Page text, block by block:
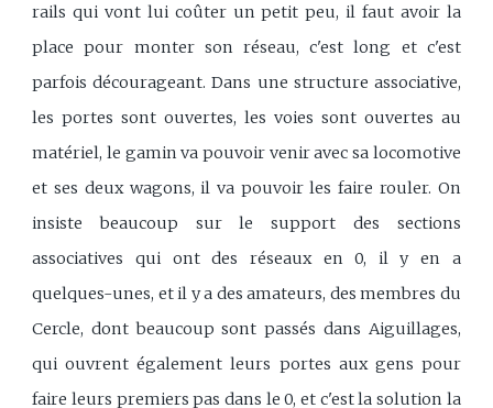
rails qui vont lui coûter un petit peu, il faut avoir la
place pour monter son réseau, c'est long et c'est
parfois décourageant. Dans une structure associative,
les portes sont ouvertes, les voies sont ouvertes au
matériel, le gamin va pouvoir venir avec sa locomotive
et ses deux wagons, il va pouvoir les faire rouler. On
insiste beaucoup sur le support des sections
associatives qui ont des réseaux en 0, il y en a
quelques-unes, et il y a des amateurs, des membres du
Cercle, dont beaucoup sont passés dans Aiguillages,
qui ouvrent également leurs portes aux gens pour
faire leurs premiers pas dans le 0, et c'est la solution la